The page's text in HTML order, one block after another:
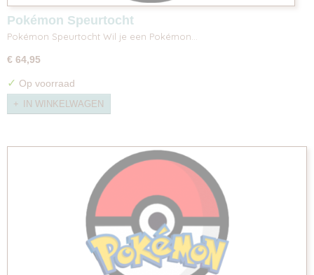
Pokémon Speurtocht
Pokémon Speurtocht Wil je een Pokémon…
€ 64,95
✓ Op voorraad
IN WINKELWAGEN